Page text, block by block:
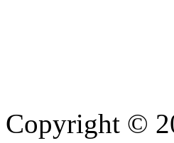
Copyright ©